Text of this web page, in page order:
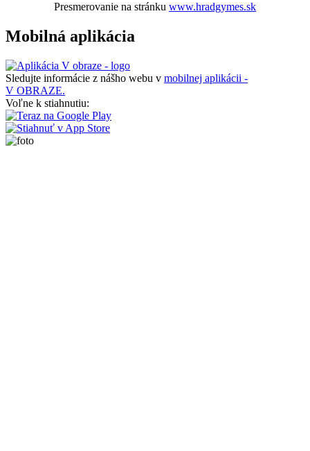
Presmerovanie na stránku www.hradgymes.sk
Mobilná aplikácia
Sledujte informácie z nášho webu v mobilnej aplikácii -
V OBRAZE.
Voľne k stiahnutiu: